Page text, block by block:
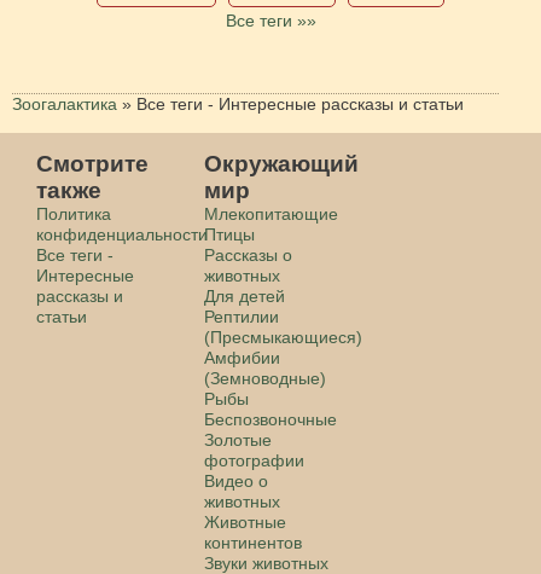
Все теги »»
Зоогалактика » Все теги - Интересные рассказы и статьи
Смотрите
также
Политика
конфиденциальности
Все теги -
Интересные
рассказы и
статьи
Окружающий
мир
Млекопитающие
Птицы
Рассказы о
животных
Для детей
Рептилии
(Пресмыкающиеся)
Амфибии
(Земноводные)
Рыбы
Беспозвоночные
Золотые
фотографии
Видео о
животных
Животные
континентов
Звуки животных